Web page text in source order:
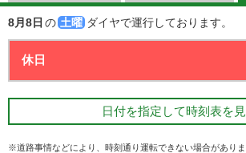
8月8日 の 土曜 ダイヤで運行しております。
日付を指定して時刻表を
※道路事情などにより、時刻通り運転できない場合があり